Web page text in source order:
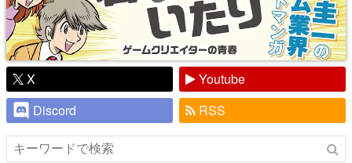
X
Youtube
Discord
RSS